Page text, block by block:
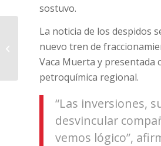
sostuvo.
La noticia de los despidos
nuevo tren de
Vaca Muerta y presentada
petroquímica regional.
“Las inversiones,
desvincular
vemos lógico”,
Autonomía y pueblo